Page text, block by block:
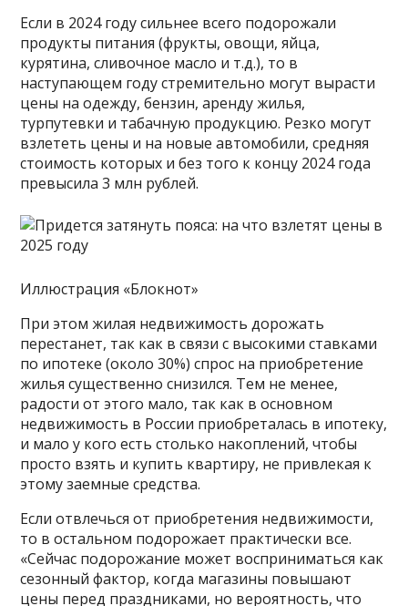
Если в 2024 году сильнее всего подорожали
продукты питания (фрукты, овощи, яйца,
курятина, сливочное масло и т.д.), то в
наступающем году стремительно могут вырасти
цены на одежду, бензин, аренду жилья,
турпутевки и табачную продукцию. Резко могут
взлететь цены и на новые автомобили, средняя
стоимость которых и без того к концу 2024 года
превысила 3 млн рублей.
Иллюстрация «Блокнот»
При этом жилая недвижимость дорожать
перестанет, так как в связи с высокими ставками
по ипотеке (около 30%) спрос на приобретение
жилья существенно снизился. Тем не менее,
радости от этого мало, так как в основном
недвижимость в России приобреталась в ипотеку,
и мало у кого есть столько накоплений, чтобы
просто взять и купить квартиру, не привлекая к
этому заемные средства.
Если отвлечься от приобретения недвижимости,
то в остальном подорожает практически все.
«Сейчас подорожание может восприниматься как
сезонный фактор, когда магазины повышают
цены перед праздниками, но вероятность, что